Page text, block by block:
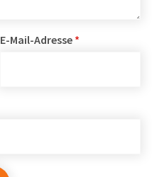
E-Mail-Adresse *